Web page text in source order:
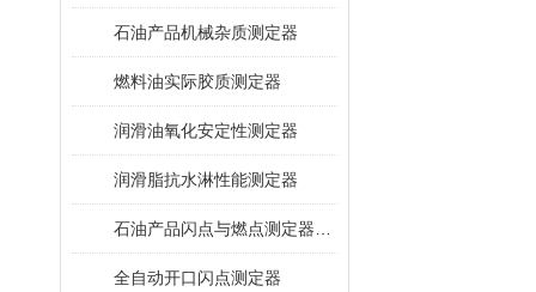
石油产品机械杂质测定器
燃料油实际胶质测定器
润滑油氧化安定性测定器
润滑脂抗水淋性能测定器
全自动开口闪点测定器